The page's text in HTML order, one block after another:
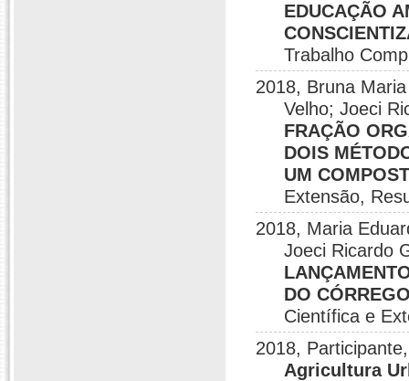
EDUCAÇÃO
Trabalho
2018, Bruna
Velho; Joeci
FRAÇÃO
DOIS
UM
Extensão,
2018, Maria
Joeci Ricardo
DO
Científica e
2018,
Agricultura